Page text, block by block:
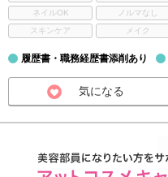
ネイルOK
ノルマなし
スキンケア
メイク
履歴書・職務経歴書添削あり
気になる